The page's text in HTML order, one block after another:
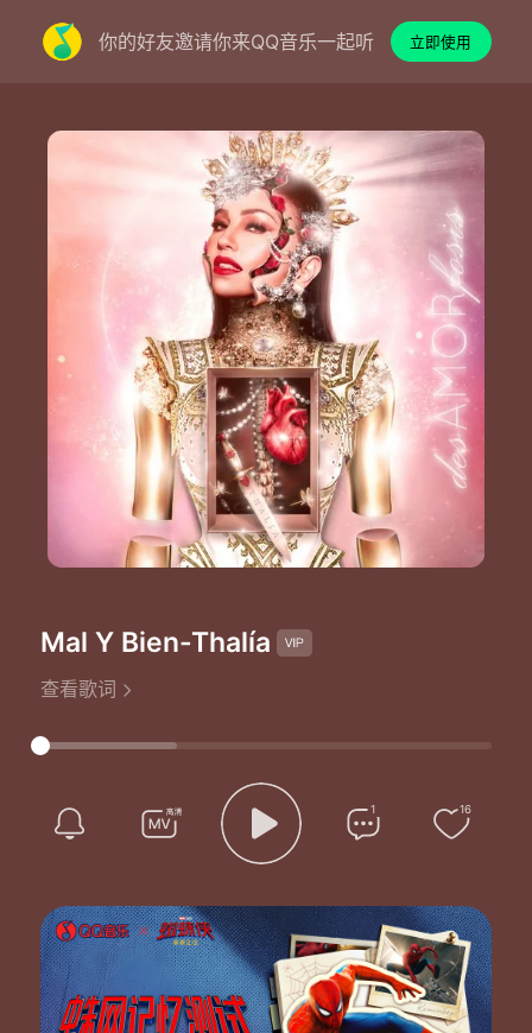
你的好友邀请你来QQ音乐一起听 立即使用
Mal Y Bien-Thalía
查看歌词
1 16